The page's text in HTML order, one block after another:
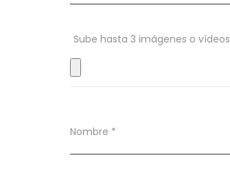
n
e
Sube hasta 3 imágenes o vídeos
Nombre *